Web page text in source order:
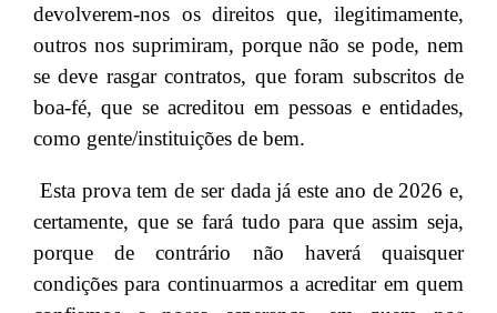
devolverem-nos os direitos que, ilegitimamente,
outros nos suprimiram, porque não se pode, nem
se deve rasgar contratos, que foram subscritos de
boa-fé, que se acreditou em pessoas e entidades,
como gente/instituições de bem.
Esta prova tem de ser dada já este ano de 2026 e,
certamente, que se fará tudo para que assim seja,
porque de contrário não haverá quaisquer
condições para continuarmos a acreditar em quem